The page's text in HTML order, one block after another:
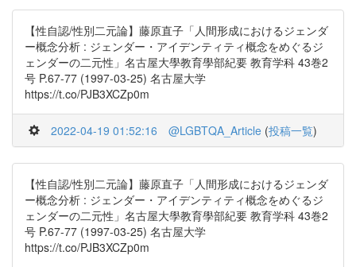
【性自認/性別二元論】藤原直子「人間形成におけるジェンダ
ー概念分析 : ジェンダー・アイデンティティ概念をめぐるジ
ェンダーの二元性」名古屋大學教育學部紀要 教育学科 43巻2
号 P.67-77 (1997-03-25) 名古屋大学
https://t.co/PJB3XCZp0m
2022-04-19 01:52:16 @LGBTQA_Article (投稿一覧)
【性自認/性別二元論】藤原直子「人間形成におけるジェンダ
ー概念分析 : ジェンダー・アイデンティティ概念をめぐるジ
ェンダーの二元性」名古屋大學教育學部紀要 教育学科 43巻2
号 P.67-77 (1997-03-25) 名古屋大学
https://t.co/PJB3XCZp0m